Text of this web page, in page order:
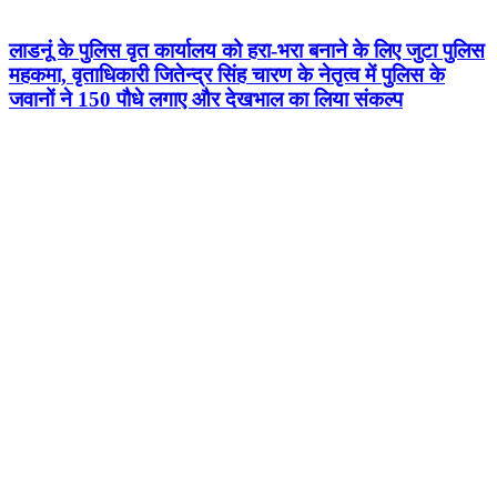
लाडनूं के पुलिस वृत कार्यालय को हरा-भरा बनाने के लिए जुटा पुलिस
महकमा, वृताधिकारी जितेन्द्र सिंह चारण के नेतृत्व में पुलिस के
जवानों ने 150 पौधे लगाए और देखभाल का लिया संकल्प